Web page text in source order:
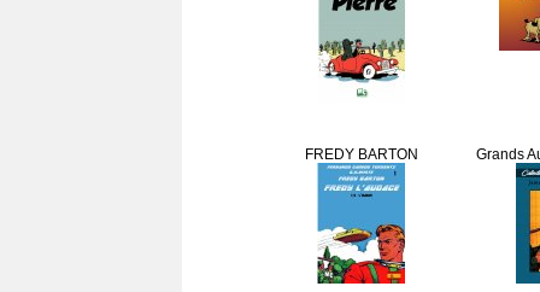
FREDY BARTON Grands